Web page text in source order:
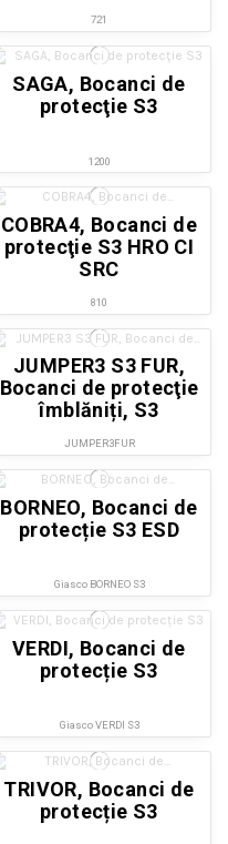
721
SAGA, Bocanci de
protecţie S3
1200
COBRA4, Bocanci de
protecţie S3 HRO CI
SRC
810
JUMPER3 S3 FUR,
Bocanci de protecţie
îmblăniți, S3
JUMPER3FUR
BORNEO, Bocanci de
protecție S3 ESD
Giasco BORNEO S3
VERDI, Bocanci de
protecție S3
Giasco VERDI S3
TRIVOR, Bocanci de
protecție S3